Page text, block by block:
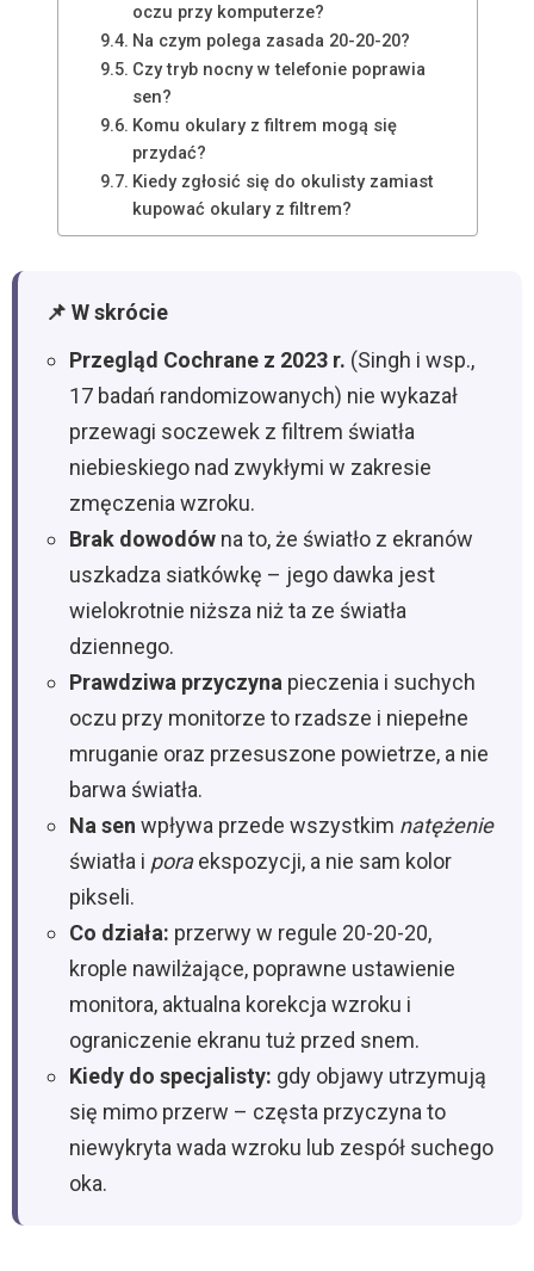
oczu przy komputerze?
Na czym polega zasada 20-20-20?
Czy tryb nocny w telefonie poprawia
sen?
Komu okulary z filtrem mogą się
przydać?
Kiedy zgłosić się do okulisty zamiast
kupować okulary z filtrem?
📌 W skrócie
Przegląd Cochrane z 2023 r. (Singh i wsp.,
17 badań randomizowanych) nie wykazał
przewagi soczewek z filtrem światła
niebieskiego nad zwykłymi w zakresie
zmęczenia wzroku.
Brak dowodów na to, że światło z ekranów
uszkadza siatkówkę – jego dawka jest
wielokrotnie niższa niż ta ze światła
dziennego.
Prawdziwa przyczyna pieczenia i suchych
oczu przy monitorze to rzadsze i niepełne
mruganie oraz przesuszone powietrze, a nie
barwa światła.
Na sen wpływa przede wszystkim natężenie
światła i poraekspozycji, a nie sam kolor
pikseli.
Co działa: przerwy w regule 20-20-20,
krople nawilżające, poprawne ustawienie
monitora, aktualna korekcja wzroku i
ograniczenie ekranu tuż przed snem.
Kiedy do specjalisty: gdy objawy utrzymują
się mimo przerw – częsta przyczyna to
niewykryta wada wzroku lub zespół suchego
oka.